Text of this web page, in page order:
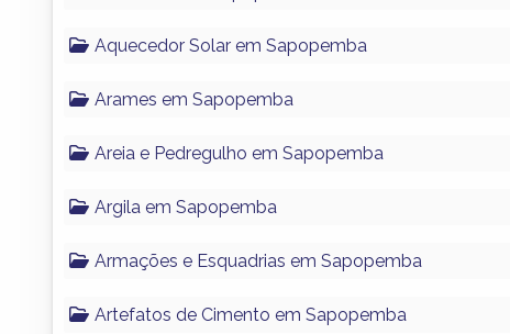
Aquecedor Solar em Sapopemba
Arames em Sapopemba
Areia e Pedregulho em Sapopemba
Argila em Sapopemba
Armações e Esquadrias em Sapopemba
Artefatos de Cimento em Sapopemba